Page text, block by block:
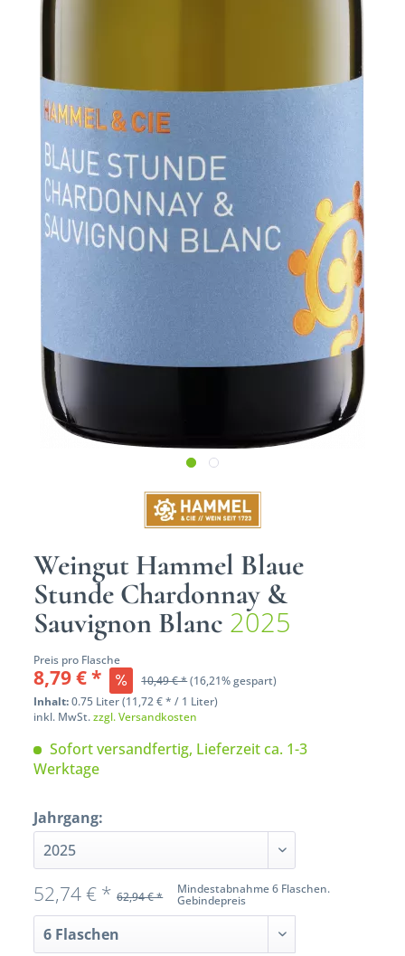
Weingut Hammel Blaue
Stunde Chardonnay &
Sauvignon Blanc 2025
Preis pro Flasche
8,79 € * 10,49 € *(16,21% gespart)
Inhalt:0.75 Liter (11,72 € * / 1 Liter)
inkl. MwSt.zzgl. Versandkosten
Sofort versandfertig, Lieferzeit ca. 1-3
Werktage
Jahrgang:
Mindestabnahme 6 Flaschen.
Gebindepreis
52,74 € * 62,94 € *